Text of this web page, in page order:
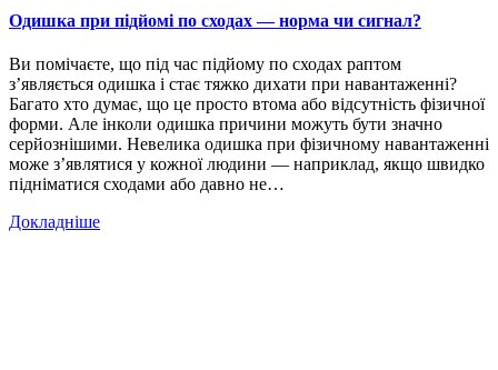
Одишка при підйомі по сходах — норма чи сигнал?
Ви помічаєте, що під час підйому по сходах раптом
з’являється одишка і стає тяжко дихати при навантаженні?
Багато хто думає, що це просто втома або відсутність фізичної
форми. Але інколи одишка причини можуть бути значно
серйознішими. Невелика одишка при фізичному навантаженні
може з’являтися у кожної людини — наприклад, якщо швидко
підніматися сходами або давно не…
Докладніше